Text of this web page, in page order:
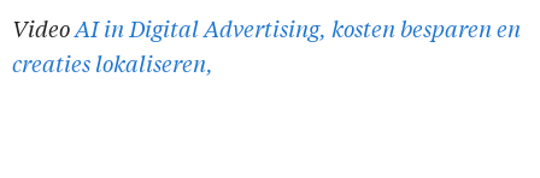
VideoAI in Digital Advertising, kosten besparen en
creaties lokaliseren,